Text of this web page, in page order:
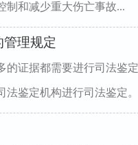
制和减少重大伤亡事故...
理规定
的证据都需要进行司法鉴
法鉴定机构进行司法鉴定